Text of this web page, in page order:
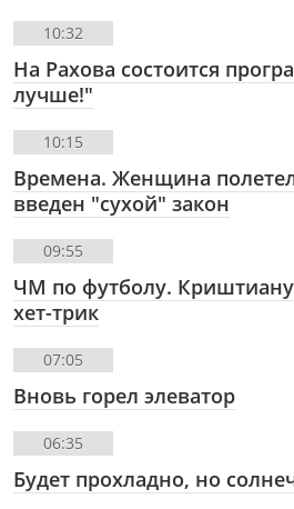
10:32
На Рахова состоится
лучше!"
10:15
Времена. Женщина
введен "сухой" закон
09:55
ЧМ по футболу. Криштиану
хет-трик
07:05
Вновь горел элеватор
06:35
Будет прохладно, но